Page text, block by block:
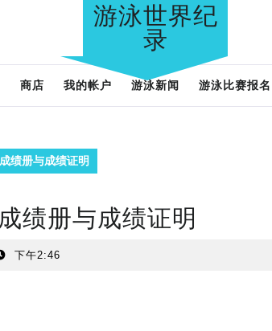
游泳世界纪
录
商店 我的帐户 游泳新闻 游泳比赛报名
绩册与成绩证明
绩册与成绩证明
下午2:46